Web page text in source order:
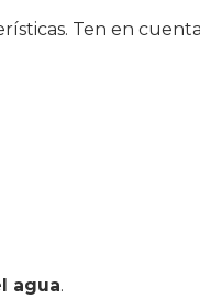
Ten en
agua.